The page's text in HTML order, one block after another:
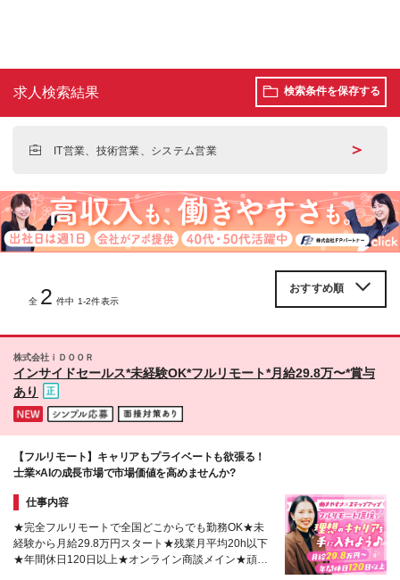
求人検索結果 検索条件を保存する
IT営業、技術営業、システム営業 ＞
全 2 件中 1-2件表示
株式会社ｉＤＯＯＲ
インサイドセールス*未経験OK*フルリモート*月給29.8万〜*賞与
あり
【フルリモート】キャリアもプライベートも欲張る！
士業×AIの成長市場で市場価値を高めませんか?
仕事内容
★完全フルリモートで全国どこからでも勤務OK★未
経験から月給29.8万円スタート★残業月平均20h以下
★年間休日120日以上★オンライン商談メイン★頑張